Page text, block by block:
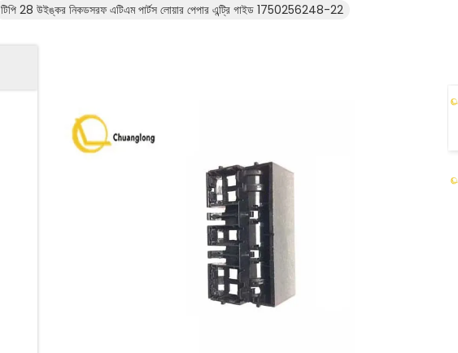
টিপি 28 উইঙ্কর নিকডসরফ এটিএম পার্টস লোয়ার পেপার এন্ট্রি গাইড 1750256248-22